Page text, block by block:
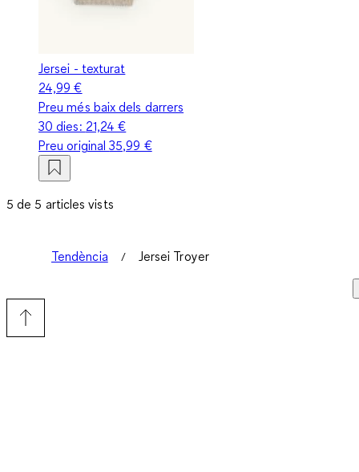
Jersei - texturat
24,99 €
Preu més baix dels darrers
30 dies: 21,24 €
Preu original35,99 €
5 de 5 articles vists
Tendència Jersei Troyer